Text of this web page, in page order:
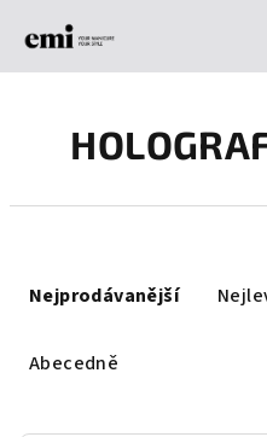
Nejprodávanější
Abecedně